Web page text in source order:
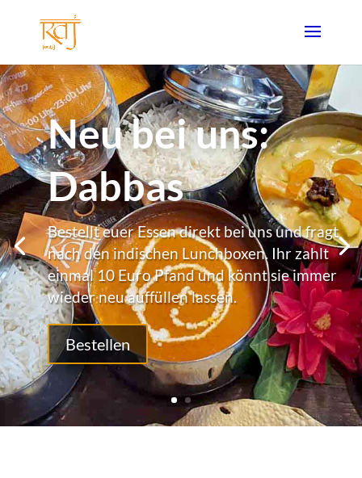
Neu bei uns:
Dabbas
Bestellt euer Essen direkt bei uns und fragt
nach den indischen Lunchboxen. Ihr zahlt
einmal 10 Euro Pfand und könnt sie immer
wieder neu auffüllen lassen.
Bestellen